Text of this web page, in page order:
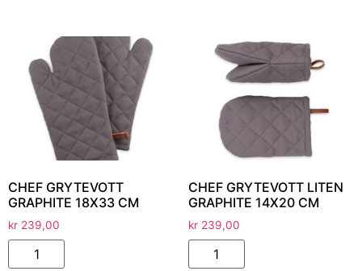
CHEF GRYTEVOTT
GRAPHITE 18X33 CM
kr 239,00
CHEF GRYTEVOTT LITEN
GRAPHITE 14X20 CM
kr239,00